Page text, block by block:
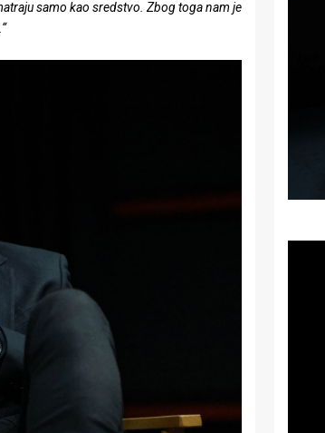
samo kao sredstvo. Zbog toga nam je